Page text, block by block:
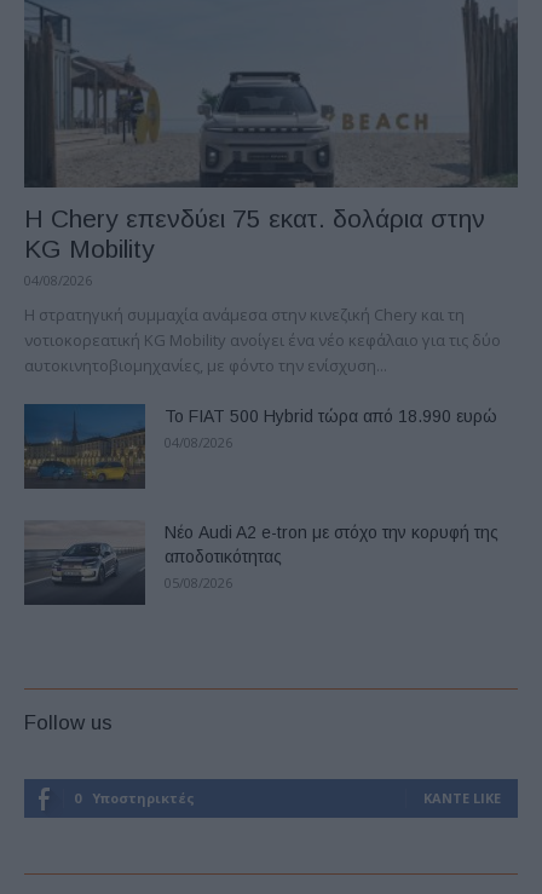
Η Chery επενδύει 75 εκατ. δολάρια στην
KG Mobility
04/08/2026
H στρατηγική συμμαχία ανάμεσα στην κινεζική Chery και τη
νοτιοκορεατική KG Mobility ανοίγει ένα νέο κεφάλαιο για τις δύο
αυτοκινητοβιομηχανίες, με φόντο την ενίσχυση...
Το FIAT 500 Hybrid τώρα από 18.990 ευρώ
04/08/2026
Νέο Audi A2 e-tron με στόχο την κορυφή της
αποδοτικότητας
05/08/2026
Follow us
0 Υποστηρικτές ΚΆΝΤΕ LIKE